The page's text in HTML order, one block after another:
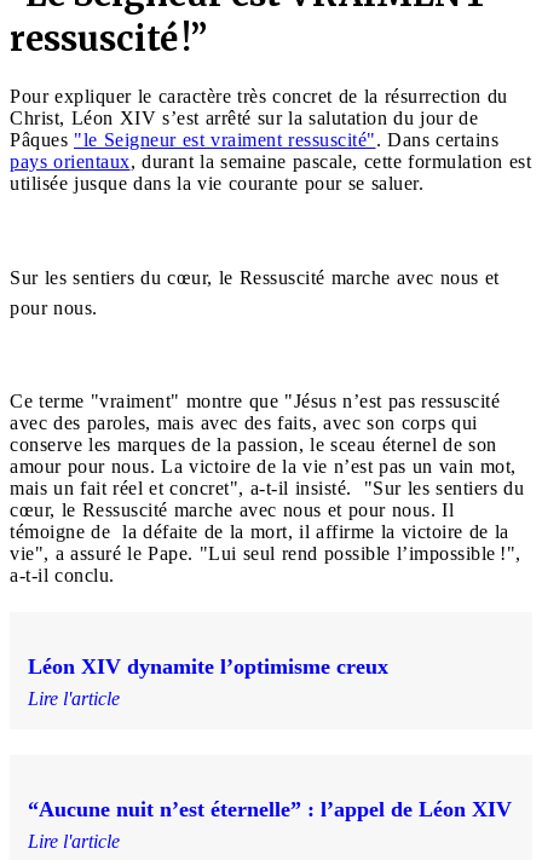
ressuscité !”
Pour expliquer le caractère très concret de la résurrection du
Christ, Léon XIV s’est arrêté sur la salutation du jour de
Pâques "le Seigneur est vraiment ressuscité". Dans certains
pays orientaux, durant la semaine pascale, cette formulation est
utilisée jusque dans la vie courante pour se saluer.
Sur les sentiers du cœur, le Ressuscité marche avec nous et
pour nous.
Ce terme "vraiment" montre que "Jésus n’est pas ressuscité
avec des paroles, mais avec des faits, avec son corps qui
conserve les marques de la passion, le sceau éternel de son
amour pour nous. La victoire de la vie n’est pas un vain mot,
mais un fait réel et concret", a-t-il insisté. "Sur les sentiers du
cœur, le Ressuscité marche avec nous et pour nous. Il
témoigne de la défaite de la mort, il affirme la victoire de la
vie", a assuré le Pape. "Lui seul rend possible l’impossible !",
a-t-il conclu.
Léon XIV dynamite l’optimisme creux
Lire l'article
“Aucune nuit n’est éternelle” : l’appel de Léon XIV
Lire l'article